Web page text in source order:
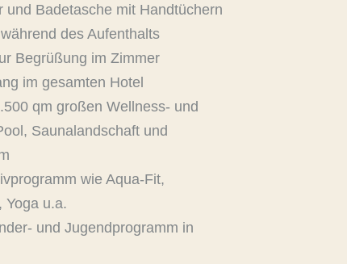
und Badetasche mit Handtüchern
des Aufenthalts
Begrüßung im Zimmer
im gesamten Hotel
qm großen Wellness- und
Saunalandschaft und
wie Aqua-Fit,
Yoga u.a.
und Jugendprogramm in